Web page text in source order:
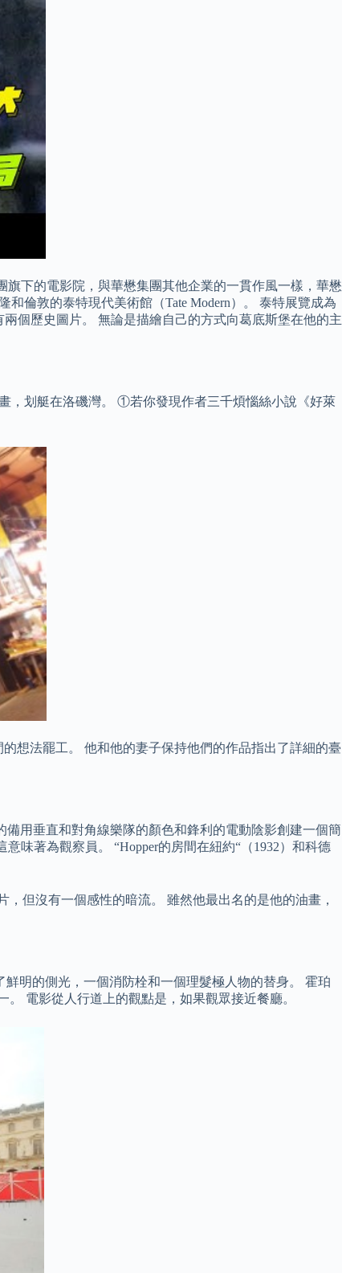
旗下的電影院，與華懋集團其他企業的一貫作風一樣，華懋
倫敦的泰特現代美術館（Tate Modern）。 泰特展覽成為
個歷史圖片。 無論是描繪自己的方式向葛底斯堡在他的主
，划艇在洛磯灣。 ①若你發現作者三千煩惱絲小說《好萊
想法罷工。 他和他的妻子保持他們的作品指出了詳細的臺
用垂直和對角線樂隊的顏色和鋒利的電動陰影創建一個簡
味著為觀察員。 “Hopper的房間在紐約“（1932）和科德
但沒有一個感性的暗流。 雖然他最出名的是他的油畫，
明的側光，一個消防栓和一個理髮極人物的替身。 霍珀
電影從人行道上的觀點是，如果觀眾接近餐廳。